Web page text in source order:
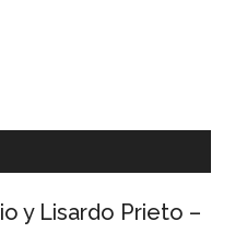
y Lisardo Prieto –